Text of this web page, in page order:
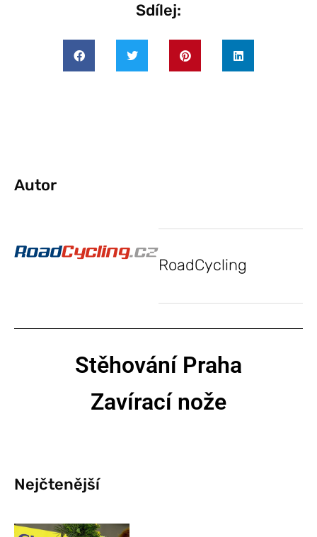
Sdílej:
Autor
RoadCycling
Stěhování Praha
Zavírací nože
Nejčtenější